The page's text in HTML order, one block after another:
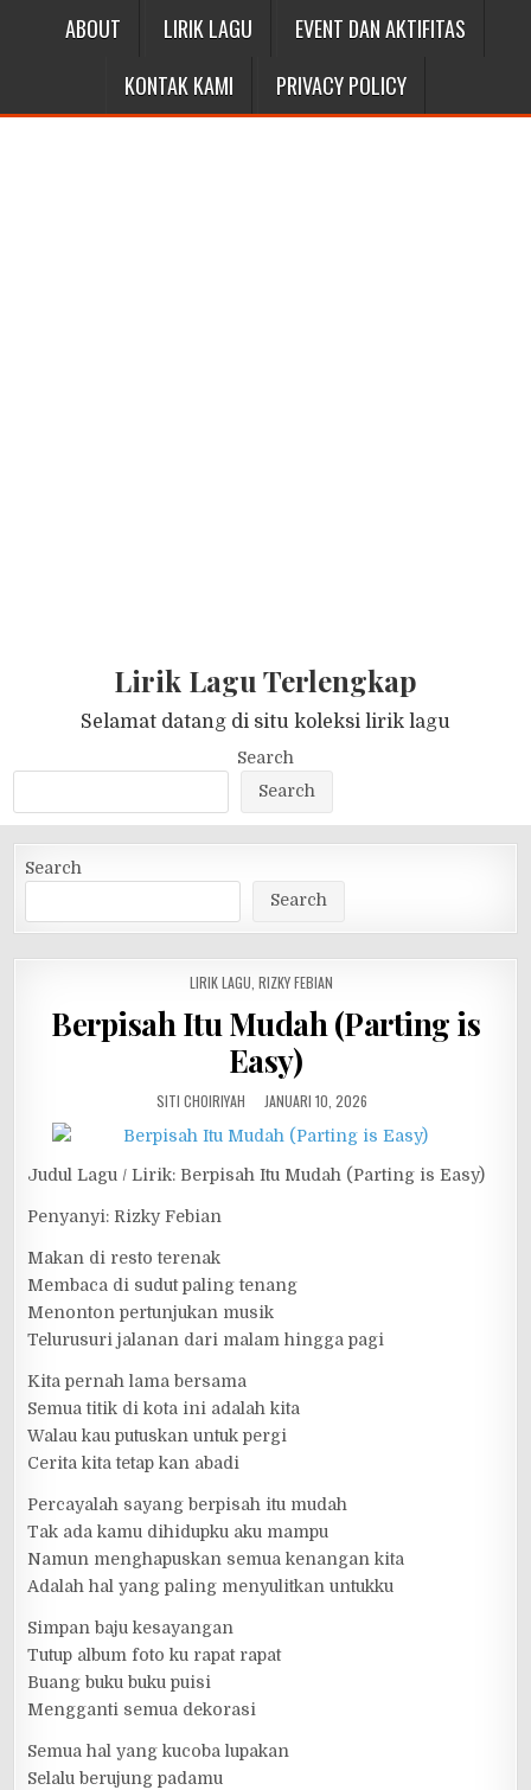
ABOUT LIRIK LAGU
EVENT DAN AKTIFITAS
KONTAK KAMI
PRIVACY POLICY
Lirik Lagu Terlengkap
Selamat datang di situ koleksi lirik lagu
Search
Search
Search
Search
POSTED
LIRIK LAGU RIZKY FEBIAN
Berpisah Itu Mudah (Parting is
Easy)
SITI CHOIRIYAH JANUARI 10, 2026
Judul Lagu / Lirik: Berpisah Itu Mudah (Parting is Easy)
Penyanyi: Rizky Febian
Makan di resto terenak
Membaca di sudut paling tenang
Menonton pertunjukan musik
Telurusuri jalanan dari malam hingga pagi
Kita pernah lama bersama
Semua titik di kota ini adalah kita
Walau kau putuskan untuk pergi
Cerita kita tetap kan abadi
Percayalah sayang berpisah itu mudah
Tak ada kamu dihidupku aku mampu
Namun menghapuskan semua kenangan kita
Adalah hal yang paling menyulitkan untukku
Simpan baju kesayangan
Tutup album foto ku rapat rapat
Buang buku buku puisi
Mengganti semua dekorasi
Semua hal yang kucoba lupakan
Selalu berujung padamu